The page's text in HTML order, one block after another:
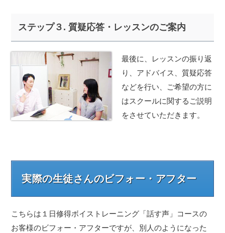
ステップ３. 質疑応答・レッスンのご案内
最後に、レッスンの振り返
り、アドバイス、質疑応答
などを行い、ご希望の方に
はスクールに関するご説明
をさせていただきます。
実際の生徒さんのビフォー・アフター
こちらは１日修得ボイストレーニング「話す声」コースの
お客様のビフォー・アフターですが、別人のようになった